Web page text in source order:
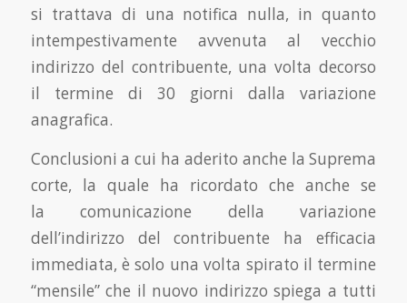
si trattava di una notifica nulla, in quanto
intempestivamente avvenuta al vecchio
indirizzo del contribuente, una volta decorso
il termine di 30 giorni dalla variazione
anagrafica.
Conclusioni a cui ha aderito anche la Suprema
corte, la quale ha ricordato che anche se
la comunicazione della variazione
dell’indirizzo del contribuente ha efficacia
immediata, è solo una volta spirato il termine
“mensile” che il nuovo indirizzo spiega a tutti